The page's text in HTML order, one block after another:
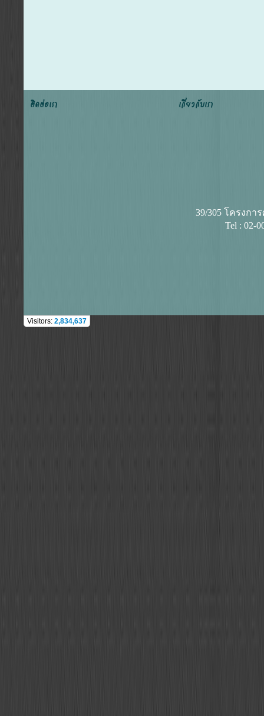
ติดต่อเรา เกี่ยวกับเรา
39/305 โครงก
Tel : 02-
Visitors: 2,834,637